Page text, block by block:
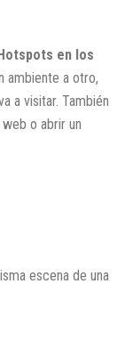
en los
ambiente a otro,
a visitar. También
o abrir un
escena de una